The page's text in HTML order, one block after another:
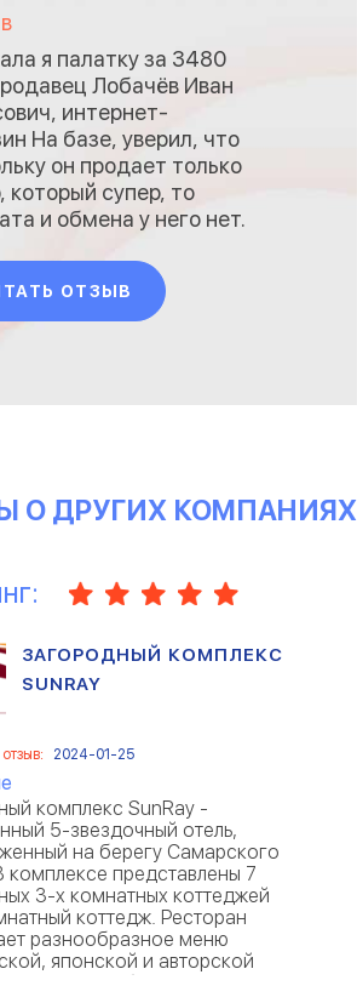
я палатку за 3480
Лобачёв Иван
интернет-
На базе, уверил, что
он продает только
который супер, то
и обмена у него нет.
Вылил ведро помоев
покупателей,
портят товар не
ОТЗЫВ
О ДРУГИХ КОМПАНИЯХ
ЗАГОРОДНЫЙ КОМПЛЕКС
SUNRAY
2024-01-25
комплекс SunRay -
5-звездочный отель,
на берегу Самарского
комплексе представлены 7
3-х комнатных коттеджей
коттедж. Ресторан
разнообразное меню
японской и авторской
комплекс оборудован